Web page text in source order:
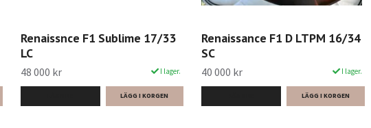
Renaissnce F1 Sublime 17/33
LC
48 000 kr I lager.
Renaissance F1 D LTPM 16/34
SC
40 000 kr I lager.